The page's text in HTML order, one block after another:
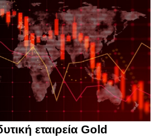
εταιρεία Gold